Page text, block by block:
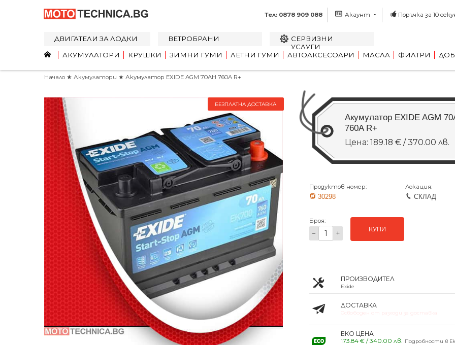
Тел: 0878 909 088 Акаунт Поръчка за 10
ДВИГАТЕЛИ ЗА ЛОДКИ ВЕТРОБРАНИ
СЕРВИЗНИ
УСЛУГИ
АКУМУЛАТОРИ
КРУШКИ ЗИМНИ ГУМИ ЛЕТНИ ГУМИ АВТОАКСЕСОАРИ МАСЛА ФИЛТРИ
Начало ★ Акумулатори ★ Акумулатор EXIDE AGM 70AH 760A R+
БЕЗПЛАТНА ДОСТАВКА
Акумулатор EXIDE AGM
760A R+
Цена: 189.18 € / 370.00 лв.
Продуктов номер:
30298
Локация:
СКЛАД
Броя:
− + КУПИ
ПРОИЗВОДИТЕЛ
Exide
ДОСТАВКА
Освободен от разходи за доставка
ЕКО ЦЕНА
173.84 € / 340.00 лв.
Подробности в